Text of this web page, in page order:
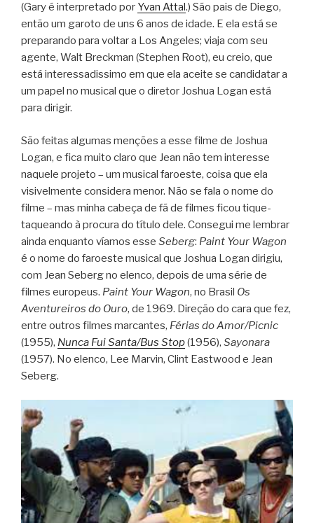
(Gary é interpretado por Yvan Attal.) São pais de Diego,
então um garoto de uns 6 anos de idade. E ela está se
preparando para voltar a Los Angeles; viaja com seu
agente, Walt Breckman (Stephen Root), eu creio, que
está interessadissimo em que ela aceite se candidatar a
um papel no musical que o diretor Joshua Logan está
para dirigir.
São feitas algumas menções a esse filme de Joshua
Logan, e fica muito claro que Jean não tem interesse
naquele projeto – um musical faroeste, coisa que ela
visivelmente considera menor. Não se fala o nome do
filme – mas minha cabeça de fã de filmes ficou tique-
taqueando à procura do título dele. Consegui me lembrar
ainda enquanto víamos esse Seberg: Paint Your Wagon
é o nome do faroeste musical que Joshua Logan dirigiu,
com Jean Seberg no elenco, depois de uma série de
filmes europeus. Paint Your Wagon, no Brasil Os
Aventureiros do Ouro, de 1969. Direção do cara que fez,
entre outros filmes marcantes, Férias do Amor/Picnic
(1955), Nunca Fui Santa/Bus Stop(1956), Sayonara
(1957). No elenco, Lee Marvin, Clint Eastwood e Jean
Seberg.